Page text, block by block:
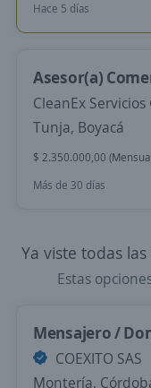
Hace 5 días
Asesor(a)
CleanEx Servicios
Tunja, Boyacá
$ 2.350.000,00
Más de 30 días
Ya viste todas
Estas
Mensajero /
COEXITO SAS
Montería,